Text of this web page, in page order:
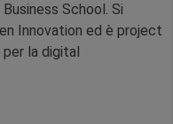
School. Si
Innovation ed è project
la digital